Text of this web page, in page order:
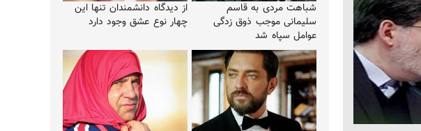
از دیدگاه دانشمندان تنها این
چهار نوع عشق وجود دارد
شباهت مردی به قاسم
سلیمانی موجب ذوق زدگی
عوامل سپاه شد